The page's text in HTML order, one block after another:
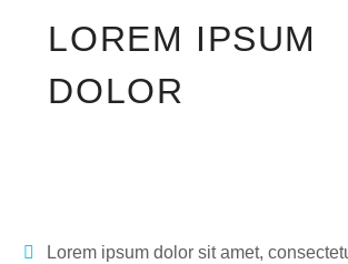
LOREM IPSUM
DOLOR
Lorem ipsum dolor sit amet,